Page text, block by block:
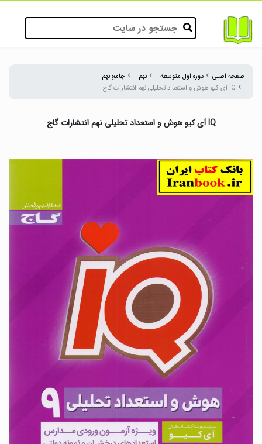
صفحه اصلی دوره اول متوسطه نهم
جامع نهم
IQ آی کیو هوش و استعداد تحلیلی نهم انتشارات گاج
IQ آی کیو هوش و استعداد تحلیلی نهم انتشارات گاج